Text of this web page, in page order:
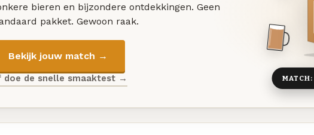
bieren en bijzondere ontdekkingen. Geen
pakket. Gewoon raak.
Bekijk jouw match →
doe de snelle smaaktest → MATCH: